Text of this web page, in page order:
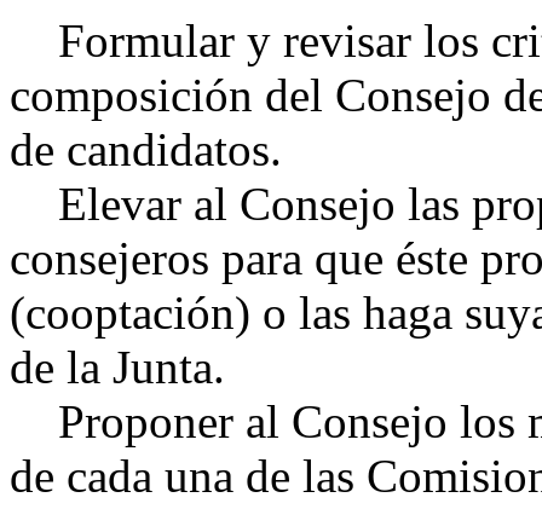
Formular y revisar los
composición del Consejo
de candidatos.
Elevar al Consejo las
consejeros para que éste
(cooptación) o las haga
de la Junta.
Proponer al Consejo los
de cada una de las